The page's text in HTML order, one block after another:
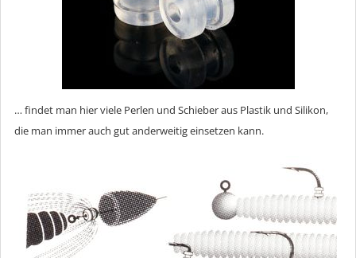
… findet man hier viele Perlen und Schieber aus Plastik und Silikon,
die man immer auch gut anderweitig einsetzen kann.